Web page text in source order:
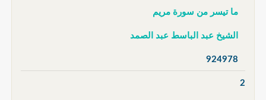
ما تيسر من سورة مريم
الشيخ عبد الباسط عبد الصمد
924978
2